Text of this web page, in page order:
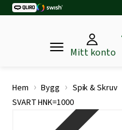
Mitt konto
Hem › Bygg › Spik & Skruv
SVART HNK=1000